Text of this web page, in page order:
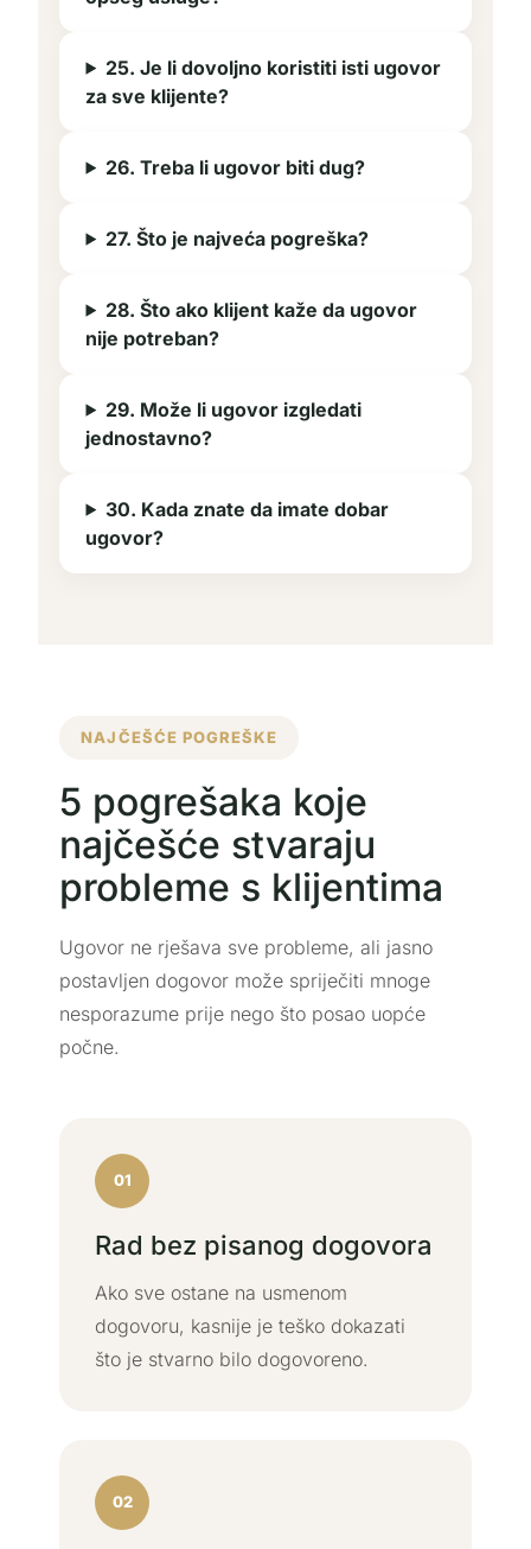
25. Je li dovoljno koristiti isti ugovor
za sve klijente?
26. Treba li ugovor biti dug?
27. Što je najveća pogreška?
28. Što ako klijent kaže da ugovor
nije potreban?
29. Može li ugovor izgledati
jednostavno?
30. Kada znate da imate dobar
ugovor?
NAJČEŠĆE POGREŠKE
5 pogrešaka koje
najčešće stvaraju
probleme s klijentima
Ugovor ne rješava sve probleme, ali jasno
postavljen dogovor može spriječiti mnoge
nesporazume prije nego što posao uopće
počne.
01
Rad bez pisanog dogovora
Ako sve ostane na usmenom
dogovoru, kasnije je teško dokazati
što je stvarno bilo dogovoreno.
02